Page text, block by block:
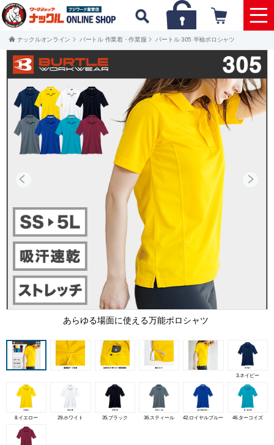
ナックルオンライン バートル 作業着・作業服 バートル 305 半袖ポロシャツ
あらゆる場面に使える万能ポロシャツ
3.ネイビー
8.イエロー 29.ホワイト 35.ブラック 36.スティール 42.ロイヤルブルー 46.ターコイズ